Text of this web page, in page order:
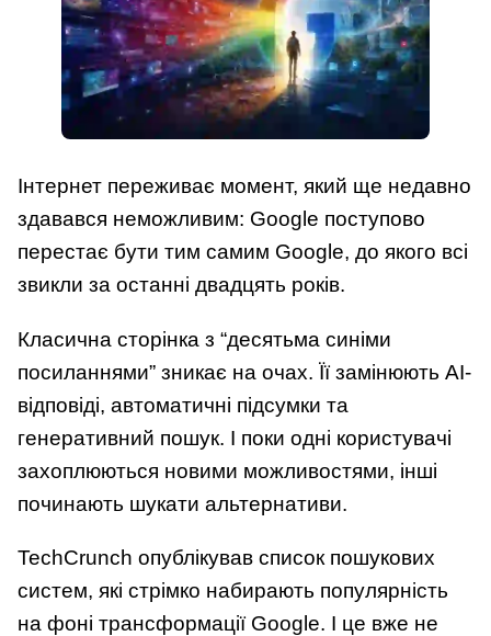
Інтернет переживає момент, який ще недавно
здавався неможливим: Google поступово
перестає бути тим самим Google, до якого всі
звикли за останні двадцять років.
Класична сторінка з “десятьма синіми
посиланнями” зникає на очах. Її замінюють AI-
відповіді, автоматичні підсумки та
генеративний пошук. І поки одні користувачі
захоплюються новими можливостями, інші
починають шукати альтернативи.
TechCrunch опублікував список пошукових
систем, які стрімко набирають популярність
на фоні трансформації Google. І це вже не